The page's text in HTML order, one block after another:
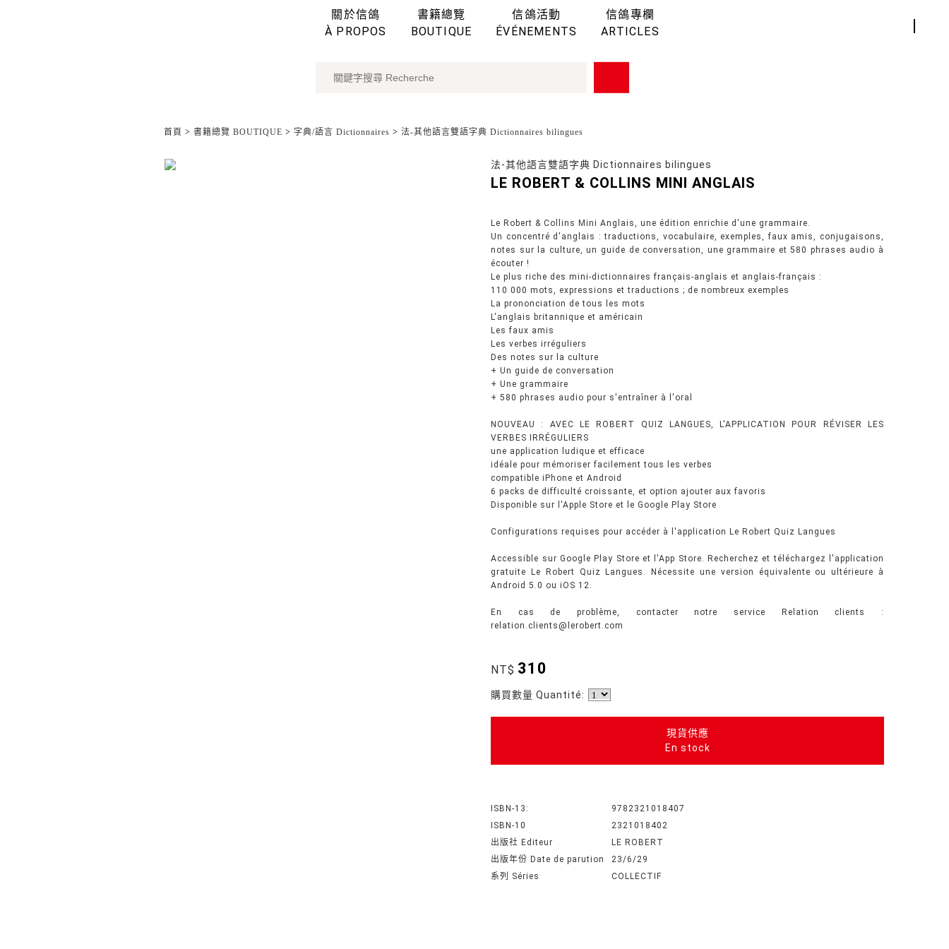
關於信鴿
À PROPOS
書籍總覽
BOUTIQUE
信鴿活動
ÉVÉNEMENTS
信鴿專欄
ARTICLES
首頁 > 書籍總覽 BOUTIQUE > 字典/語言 Dictionnaires > 法-其他語言雙語字典 Dictionnaires bilingues
法-其他語言雙語字典 Dictionnaires bilingues
LE ROBERT & COLLINS MINI ANGLAIS
Le Robert & Collins Mini Anglais, une édition enrichie d'une grammaire.
Un concentré d'anglais : traductions, vocabulaire, exemples, faux amis, conjugaisons,
notes sur la culture, un guide de conversation, une grammaire et 580 phrases audio à
écouter !
Le plus riche des mini-dictionnaires français-anglais et anglais-français :
110 000 mots, expressions et traductions ; de nombreux exemples
La prononciation de tous les mots
L'anglais britannique et américain
Les faux amis
Les verbes irréguliers
Des notes sur la culture
+ Un guide de conversation
+ Une grammaire
+ 580 phrases audio pour s'entraîner à l'oral
NOUVEAU : AVEC LE ROBERT QUIZ LANGUES, L'APPLICATION POUR RÉVISER LES
VERBES IRRÉGULIERS
une application ludique et efficace
idéale pour mémoriser facilement tous les verbes
compatible iPhone et Android
6 packs de difficulté croissante, et option ajouter aux favoris
Disponible sur l'Apple Store et le Google Play Store
Configurations requises pour accéder à l'application Le Robert Quiz Langues
Accessible sur Google Play Store et l'App Store. Recherchez et téléchargez l'application
gratuite Le Robert Quiz Langues. Nécessite une version équivalente ou ultérieure à
Android 5.0 ou iOS 12.
En cas de problème, contacter notre service Relation clients :
relation.clients@lerobert.com
NT$ 310
購買數量 Quantité:
現貨供應
En stock
ISBN-13:
9782321018407
ISBN-10
2321018402
出版社 Editeur
LE ROBERT
出版年份 Date de parution
23/6/29
系列 Séries
COLLECTIF